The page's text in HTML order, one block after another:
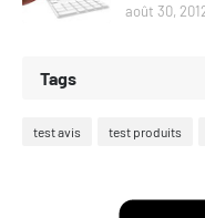
août 30,
Tags
test avis test produits